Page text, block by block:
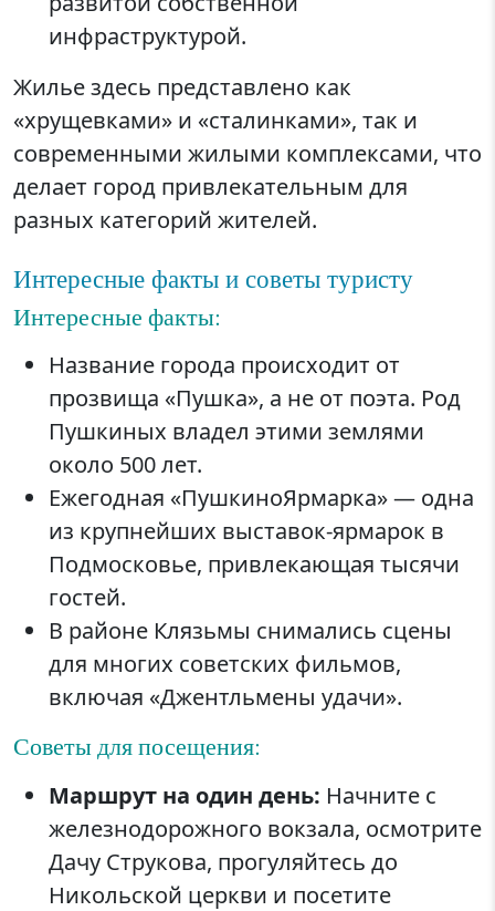
инфраструктурой.
Жилье здесь представлено как
«хрущевками» и «сталинками», так и
современными жилыми комплексами, что
делает город привлекательным для
разных категорий жителей.
Интересные факты и советы туристу
Интересные факты:
Название города происходит от
прозвища «Пушка», а не от поэта. Род
Пушкиных владел этими землями
около 500 лет.
Ежегодная «ПушкиноЯрмарка» — одна
из крупнейших выставок-ярмарок в
Подмосковье, привлекающая тысячи
гостей.
В районе Клязьмы снимались сцены
для многих советских фильмов,
включая «Джентльмены удачи».
Советы для посещения:
Маршрут на один день: Начните с
железнодорожного вокзала, осмотрите
Дачу Струкова, прогуляйтесь до
Никольской церкви и посетите